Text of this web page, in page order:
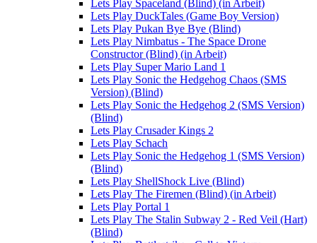
Lets Play Spaceland (Blind) (in Arbeit)
Lets Play DuckTales (Game Boy Version)
Lets Play Pukan Bye Bye (Blind)
Lets Play Nimbatus - The Space Drone
Constructor (Blind) (in Arbeit)
Lets Play Super Mario Land 1
Lets Play Sonic the Hedgehog Chaos (SMS
Version) (Blind)
Lets Play Sonic the Hedgehog 2 (SMS Version)
(Blind)
Lets Play Crusader Kings 2
Lets Play Schach
Lets Play Sonic the Hedgehog 1 (SMS Version)
(Blind)
Lets Play ShellShock Live (Blind)
Lets Play The Firemen (Blind) (in Arbeit)
Lets Play Portal 1
Lets Play The Stalin Subway 2 - Red Veil (Hart)
(Blind)